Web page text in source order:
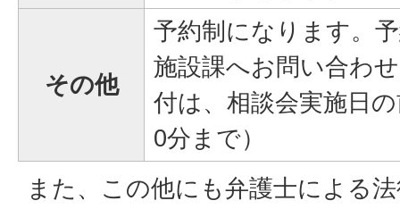
その他
予約制になります。
施設課へお問い合わ
付は、相談会実施日
0分まで）
また、この他にも弁護士による